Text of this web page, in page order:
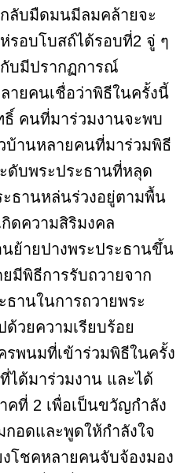
ลับมืดมนมีลมคล้ายจะ
รอบโบสถ์ได้รอบที่2 จู่ ๆ
บมีปรากฏการณ์
ายคนเชื่อว่าพิธีในครั้งนี้
คนที่มาร่วมงานจะพบ
บ้านหลายคนที่มาร่วมพิธี
ดับพระประธานที่หลุด
ธานหล่นร่วงอยู่ตามพื้น
ดความสิริมงคล
ย้ายปางพระประธานขึ้น
มีพิธีการรับถวายจาก
านในการถวายพระ
วยความเรียบร้อย
พนมที่เข้าร่วมพิธีในครั้ง
ด้มาร่วมงาน และได้
ที่ 2 เพื่อเป็นขวัญกำลัง
อดและพูดให้กำลังใจ
โชคหลายคนจับจ้องมอง